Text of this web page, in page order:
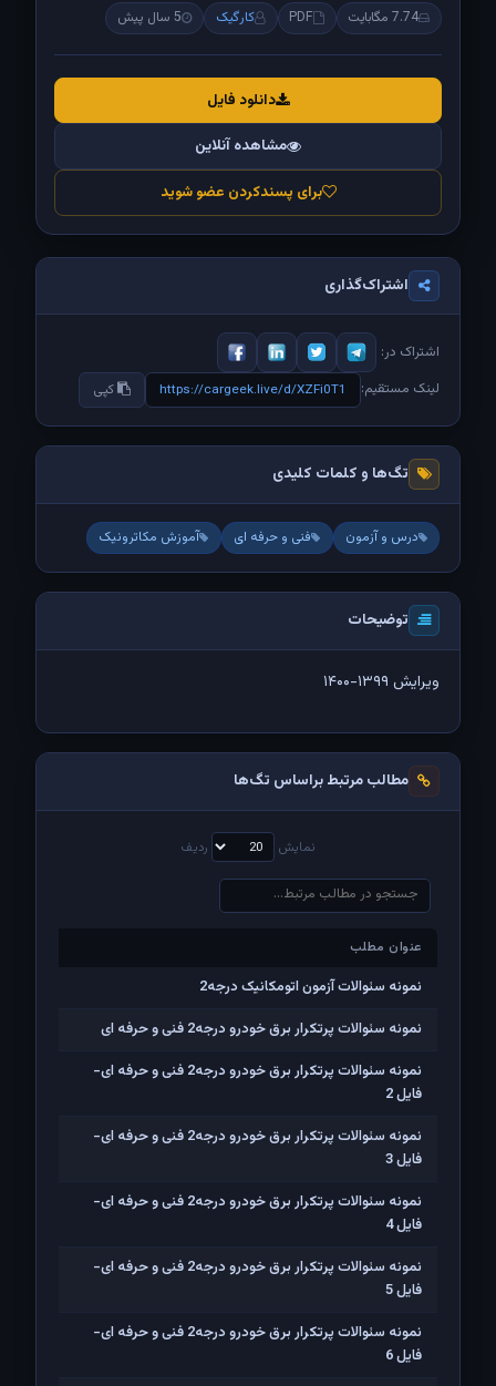
7.74 مگابایت PDF کارگیک 5 سال پیش
دانلود فایل
مشاهده آنلاین
برای پسندکردن عضو شوید
اشتراک‌گذاری
اشتراک در:
لینک مستقیم: https://cargeek.live/d/XZFi0T1 کپی
تگ‌ها و کلمات کلیدی
درس و آزمون فنی و حرفه ای آموزش مکاترونیک
توضیحات
ویرایش ۱۳۹۹-۱۴۰۰
مطالب مرتبط براساس تگ‌ها
نمایش ردیف
عنوان مطلب
عنوان مطلب
نمونه سئوالات آزمون اتومکانیک درجه2
نمونه سئوالات پرتکرار برق خودرو درجه2 فنی و حرفه ای
نمونه سئوالات پرتکرار برق خودرو درجه2 فنی و حرفه ای-
فایل 2
نمونه سئوالات پرتکرار برق خودرو درجه2 فنی و حرفه ای-
فایل 3
نمونه سئوالات پرتکرار برق خودرو درجه2 فنی و حرفه ای-
فایل 4
نمونه سئوالات پرتکرار برق خودرو درجه2 فنی و حرفه ای-
فایل 5
نمونه سئوالات پرتکرار برق خودرو درجه2 فنی و حرفه ای-
فایل 6